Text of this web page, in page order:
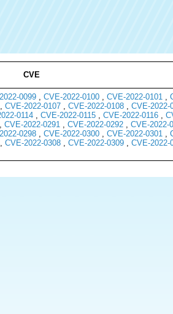
CVE
0099, CVE-2022-0100, CVE-2022-0101,
CVE-2022-0107, CVE-2022-0108, CVE-2022-
0114, CVE-2022-0115, CVE-2022-0116,
CVE-2022-0291, CVE-2022-0292, CVE-2022-
0298, CVE-2022-0300, CVE-2022-0301,
CVE-2022-0308, CVE-2022-0309, CVE-2022-